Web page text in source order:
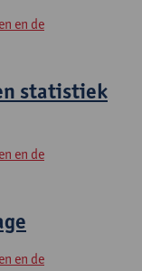
en de
statistiek
en de
en de